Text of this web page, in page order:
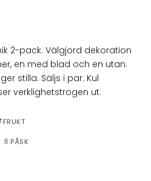
2-pack. Välgjord dekoration
en med blad och en utan.
stilla. Säljs i par. Kul
verklighetstrogen ut.
FRUKT
PÅSK